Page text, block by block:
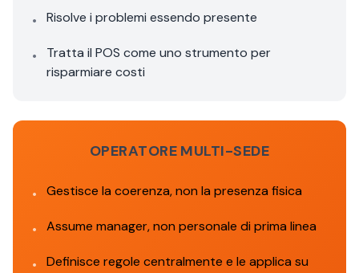
• Risolve i problemi essendo presente
•
Tratta il POS come uno strumento per
risparmiare costi
OPERATORE MULTI-SEDE
• Gestisce la coerenza, non la presenza fisica
• Assume manager, non personale di prima linea
•
Definisce regole centralmente e le applica su